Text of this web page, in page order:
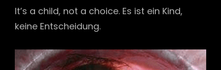
It’s a child, not a choice. Es ist ein Kind,
keine Entscheidung.